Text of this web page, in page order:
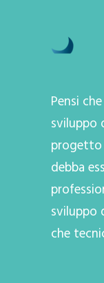
Pensi
sviluppo
progetto
debba
sviluppo
che